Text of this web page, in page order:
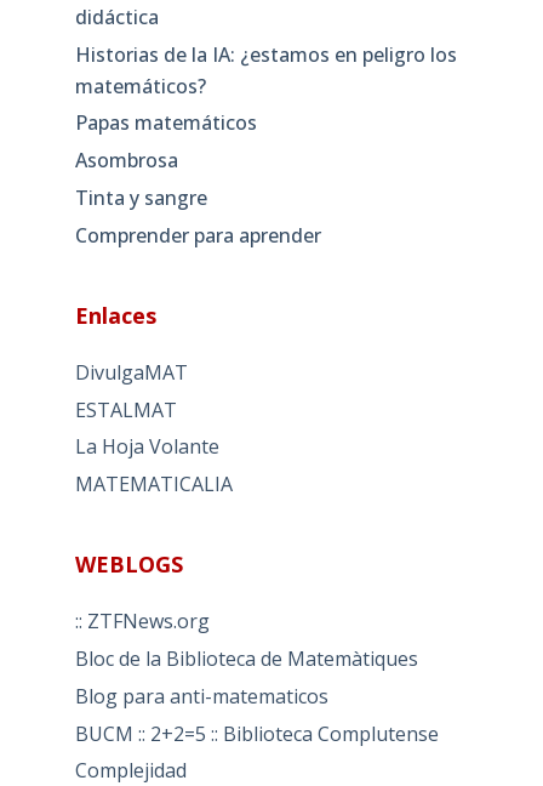
didáctica
Historias de la IA: ¿estamos en peligro los
matemáticos?
Papas matemáticos
Asombrosa
Tinta y sangre
Comprender para aprender
Enlaces
DivulgaMAT
ESTALMAT
La Hoja Volante
MATEMATICALIA
WEBLOGS
:: ZTFNews.org
Bloc de la Biblioteca de Matemàtiques
Blog para anti-matematicos
BUCM :: 2+2=5 :: Biblioteca Complutense
Complejidad